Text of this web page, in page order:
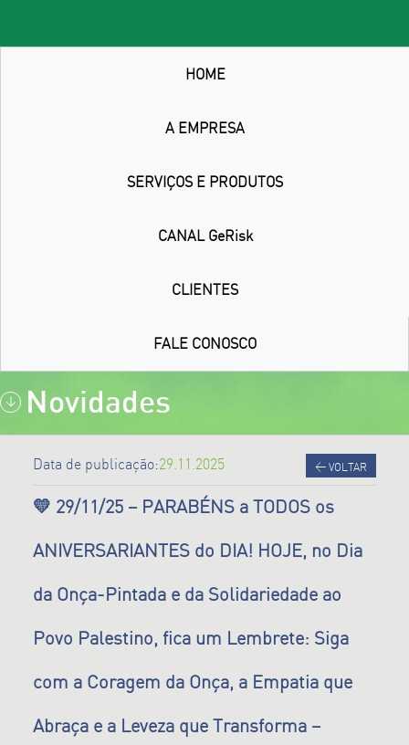
HOME
A EMPRESA
SERVIÇOS E PRODUTOS
CANAL GeRisk
CLIENTES
FALE CONOSCO
Novidades
Data de publicação:29.11.2025 < VOLTAR
💛 29/11/25 – PARABÉNS a TODOS os
ANIVERSARIANTES do DIA! HOJE, no Dia
da Onça-Pintada e da Solidariedade ao
Povo Palestino, fica um Lembrete: Siga
com a Coragem da Onça, a Empatia que
Abraça e a Leveza que Transforma –